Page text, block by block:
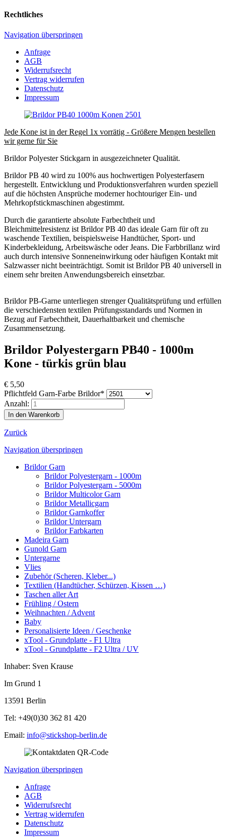
Rechtliches
Navigation überspringen
Anfrage
AGB
Widerrufsrecht
Vertrag widerrufen
Datenschutz
Impressum
Jede Kone ist in der Regel 1x vorrätig - Größere Mengen bestellen
wir gerne für Sie
Brildor Polyester Stickgarn in ausgezeichneter Qualität.
Brildor PB 40 wird zu 100% aus hochwertigen Polyesterfasern
hergestellt. Entwicklung und Produktionsverfahren wurden speziell
auf die höchsten Ansprüche moderner hochtouriger Ein- und
Mehrkopfstickmaschinen abgestimmt.
Durch die garantierte absolute Farbechtheit und
Bleichmittelresistenz ist Brildor PB 40 das ideale Garn für oft zu
waschende Textilien, beispielsweise Handtücher, Sport- und
Kinderbekleidung, Arbeitswäsche oder Jeans. Die Farbbrillanz wird
auch durch intensive Sonneneinwirkung oder häufigen Kontakt mit
Salzwasser nicht beeinträchtigt. Somit ist Brildor PB 40 universell in
einem sehr breiten Anwendungsbereich einsetzbar.
Brildor PB-Garne unterliegen strenger Qualitätsprüfung und erfüllen
die verschiedensten textilen Prüfungsstandards und Normen in
Bezug auf Farbechtheit, Dauerhaltbarkeit und chemische
Zusammensetzung.
Brildor Polyestergarn PB40 - 1000m
Kone - türkis grün blau
€ 5,50
Pflichtfeld Garn-Farbe Brildor*
Anzahl:
Zurück
Navigation überspringen
Brildor Garn
Brildor Polyestergarn - 1000m
Brildor Polyestergarn - 5000m
Brildor Multicolor Garn
Brildor Metallicgarn
Brildor Garnkoffer
Brildor Untergarn
Brildor Farbkarten
Madeira Garn
Gunold Garn
Untergarne
Vlies
Zubehör (Scheren, Kleber...)
Textilien (Handtücher, Schürzen, Kissen …)
Taschen aller Art
Frühling / Ostern
Weihnachten / Advent
Baby
Personalisierte Ideen / Geschenke
xTool - Grundplatte - F1 Ultra
xTool - Grundplatte - F2 Ultra / UV
Inhaber: Sven Krause
Im Grund 1
13591 Berlin
Tel: +49(0)30 362 81 420
Email: info@stickshop-berlin.de
Navigation überspringen
Anfrage
AGB
Widerrufsrecht
Vertrag widerrufen
Datenschutz
Impressum